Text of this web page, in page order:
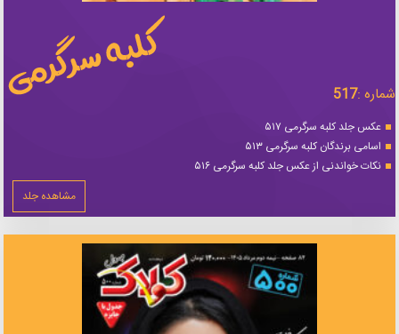
شماره :517
عکس جلد کلبه سرگرمی ۵۱۷
اسامی برندگان کلبه سرگرمی ۵۱۳
نکات خواندنی از عکس جلد کلبه سرگرمی ۵۱۶
مشاهده جلد